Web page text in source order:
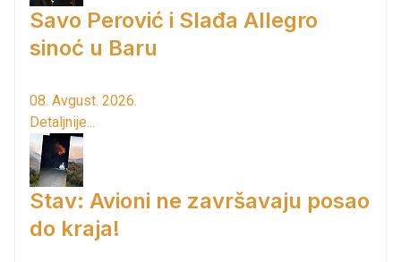
Savo Perović i Slađa Allegro
sinoć u Baru
08. Avgust. 2026.
Detaljnije...
Stav: Avioni ne završavaju posao
do kraja!